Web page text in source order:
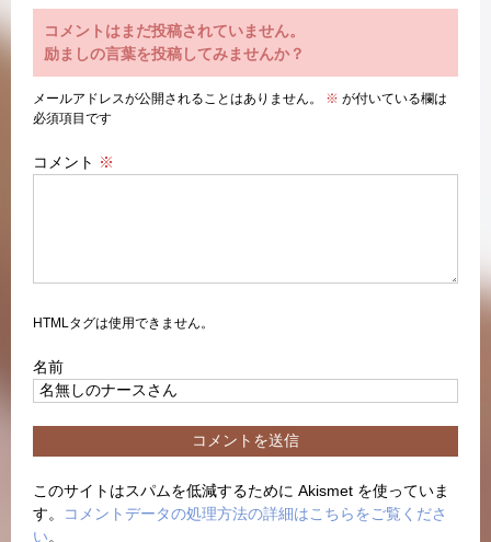
コメントはまだ投稿されていません。
励ましの言葉を投稿してみませんか？
メールアドレスが公開されることはありません。 ※ が付いている欄は
必須項目です
コメント ※
HTMLタグは使用できません。
名前
このサイトはスパムを低減するために Akismet を使っていま
す。
コメントデータの処理方法の詳細はこちらをご覧くださ
い。